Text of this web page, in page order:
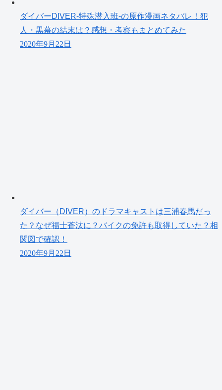
ダイバーDIVER-特殊潜入班-の原作漫画ネタバレ！犯
人・黒幕の結末は？感想・考察もまとめてみた
2020年9月22日
ダイバー（DIVER）のドラマキャストは三浦春馬だっ
た？なぜ福士蒼汰に？バイクの免許も取得していた？相
関図で確認！
2020年9月22日